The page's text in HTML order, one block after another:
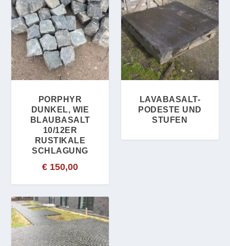
PORPHYR
DUNKEL, WIE
BLAUBASALT
10/12ER
RUSTIKALE
SCHLAGUNG
€ 150,00
LAVABASALT-
PODESTE UND
STUFEN